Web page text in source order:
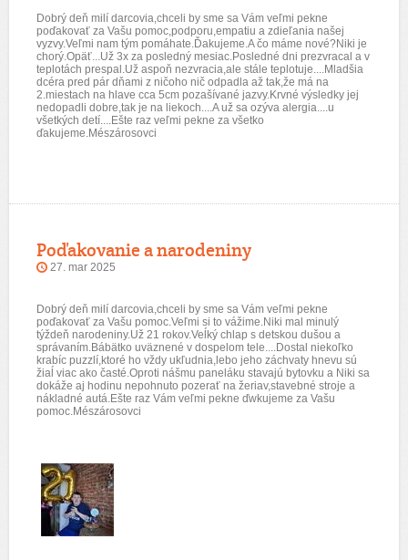
Dobrý deň milí darcovia,chceli by sme sa Vám veľmi pekne
poďakovať za Vašu pomoc,podporu,empatiu a zdieľania našej
vyzvy.Veľmi nam tým pomáhate.Ďakujeme.A čo máme nové?Niki je
chorý.Opäť...Už 3x za posledný mesiac.Posledné dni prezvracal a v
teplotách prespal.Už aspoň nezvracia,ale stále teplotuje....Mladšia
dcéra pred pár dňami z ničoho nič odpadla až tak,že má na
2.miestach na hlave cca 5cm pozašívané jazvy.Krvné výsledky jej
nedopadli dobre,tak je na liekoch....A už sa ozýva alergia....u
všetkých detí....Ešte raz veľmi pekne za všetko
ďakujeme.Mészárosovci
Poďakovanie a narodeniny
27. mar 2025
Dobrý deň milí darcovia,chceli by sme sa Vám veľmi pekne
poďakovať za Vašu pomoc.Veľmi si to vážime.Niki mal minulý
týždeň narodeniny.Už 21 rokov.Veĺký chlap s detskou dušou a
správaním.Bábätko uväznené v dospelom tele....Dostal niekoľko
krabíc puzzlí,ktoré ho vždy ukľudnia,lebo jeho záchvaty hnevu sú
žiaĺ viac ako časté.Oproti nášmu paneláku stavajú bytovku a Niki sa
dokáže aj hodinu nepohnuto pozerať na žeriav,stavebné stroje a
nákladné autá.Ešte raz Vám veľmi pekne ďwkujeme za Vašu
pomoc.Mészárosovci